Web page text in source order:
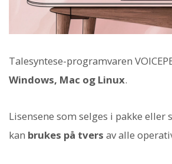
Talesyntese-programvaren
Windows, Mac og Linux.
Lisensene som selges i pakke eller
kan brukes på tvers av alle